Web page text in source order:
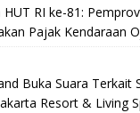
HUT RI ke-81:
Pajak Kendaraan
Buka Suara Terkait
Resort & Living